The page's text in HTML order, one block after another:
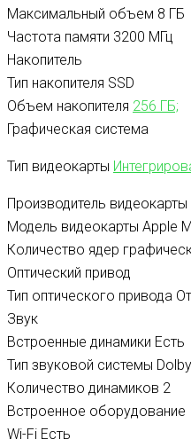
Максимальный объем 8 ГБ
Частота памяти 3200 МГц
Накопитель
Тип накопителя SSD
Объем накопителя 256 ГБ;
Графическая система
Тип видеокарты
Производитель видеокарты
Модель видеокарты Apple
Количество ядер
Оптический привод
Тип оптического привода
Звук
Встроенные динамики Есть
Тип звуковой системы
Количество динамиков 2
Встроенное оборудование
Wi-Fi Есть